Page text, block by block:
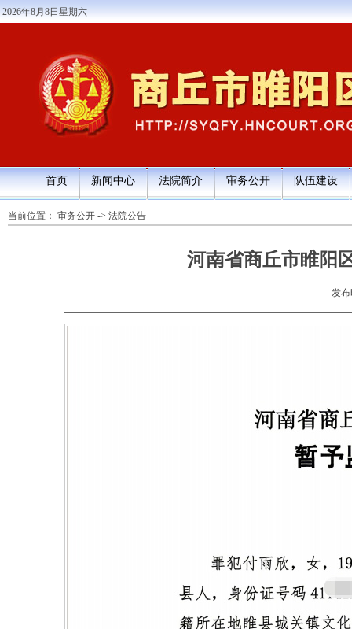
2026年8月8日星期六
首页 新闻中心 法院简介 审务公开 队伍建设
当前位置： 审务公开 -> 法院公告
河南省商丘市睢阳
发布